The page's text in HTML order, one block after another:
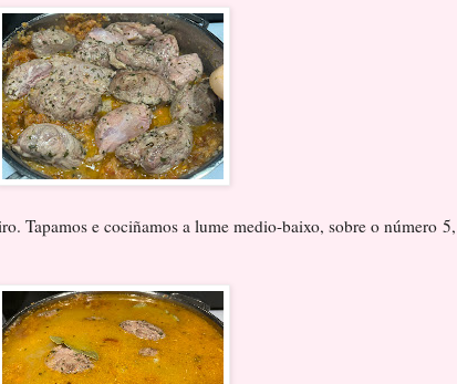
Tapamos e cociñamos a lume medio-baixo, sobre o número 5,